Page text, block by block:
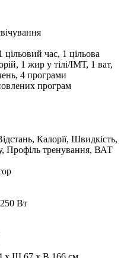
час, 1 цільова
1 жир у тілі/ІМТ, 1 ват,
4 програми
програм
Калорії, Швидкість,
Профіль тренування, ВАТ
Вт